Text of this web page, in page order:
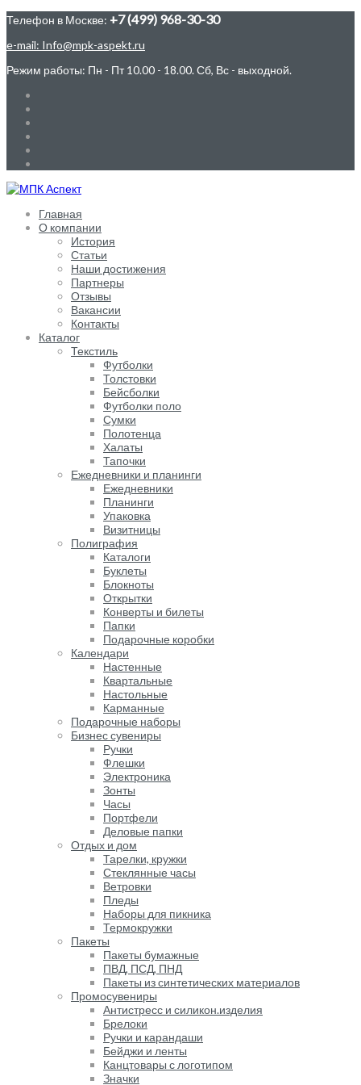
Телефон в Москве: +7 (499) 968-30-30
e-mail: Info@mpk-aspekt.ru
Режим работы: Пн - Пт 10.00 - 18.00. Сб, Вс - выходной.
Главная
О компании
История
Статьи
Наши достижения
Партнеры
Отзывы
Вакансии
Контакты
Каталог
Текстиль
Футболки
Толстовки
Бейсболки
Футболки поло
Сумки
Полотенца
Халаты
Тапочки
Ежедневники и планинги
Ежедневники
Планинги
Упаковка
Визитницы
Полиграфия
Каталоги
Буклеты
Блокноты
Открытки
Конверты и билеты
Папки
Подарочные коробки
Календари
Настенные
Квартальные
Настольные
Карманные
Подарочные наборы
Бизнес сувениры
Ручки
Флешки
Электроника
Зонты
Часы
Портфели
Деловые папки
Отдых и дом
Тарелки, кружки
Стеклянные часы
Ветровки
Пледы
Наборы для пикника
Термокружки
Пакеты
Пакеты бумажные
ПВД, ПСД, ПНД
Пакеты из синтетических материалов
Промосувениры
Антистресс и силикон.изделия
Брелоки
Ручки и карандаши
Бейджи и ленты
Канцтовары с логотипом
Значки